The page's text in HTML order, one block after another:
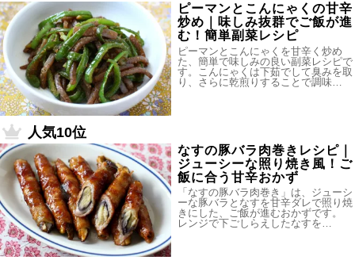
ピーマンとこんにゃくの甘辛
炒め｜味しみ抜群でご飯が進
む！簡単副菜レシピ
ピーマンとこんにゃくを甘辛く炒め
た、簡単で味しみの良い副菜レシピで
す。こんにゃくは下茹でして臭みを取
り、さらに乾煎りすることで調味…
人気10位
なすの豚バラ肉巻きレシピ｜
ジューシーな照り焼き風！ご
飯に合う甘辛おかず
「なすの豚バラ肉巻き」は、ジューシ
ーな豚バラとなすを甘辛ダレで照り焼
きにした、ご飯が進むおかずです。
レンジで下ごしらえしたなすを…